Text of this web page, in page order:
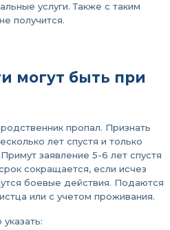
услуги. Также с таким
получится.
могут быть при
пропал. Признать
лет спустя и только
заявление 5-6 лет спустя
сокращается, если исчез
боевые действия. Подаются
или с учетом проживания.